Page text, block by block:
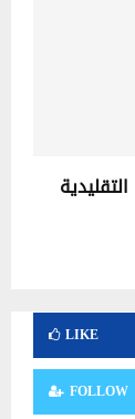
LIKE
FOLLOW